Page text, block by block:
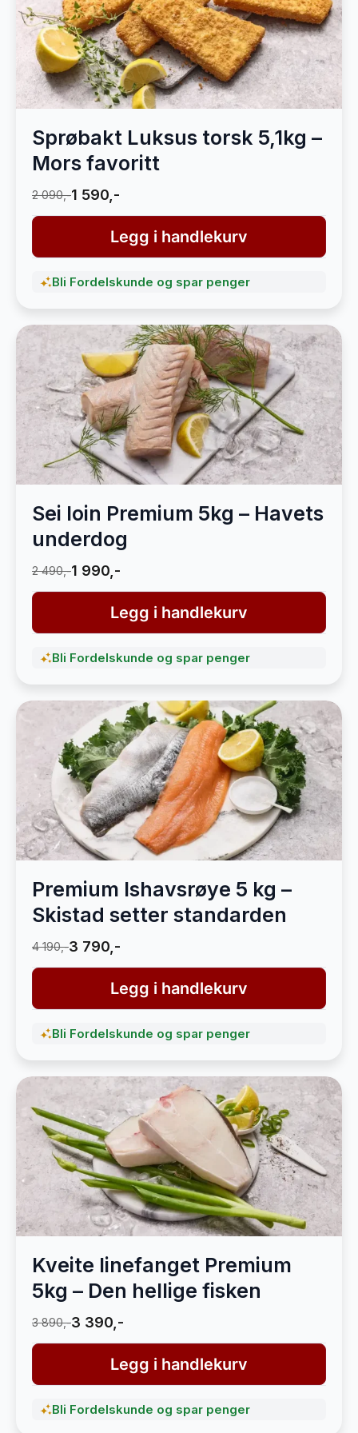
Sprøbakt Luksus torsk 5,1kg –
Mors favoritt
2 090,-1 590,-
Legg i handlekurv
Bli Fordelskunde og spar penger
Sei loin Premium 5kg – Havets
underdog
2 490,-1 990,-
Legg i handlekurv
Bli Fordelskunde og spar penger
Premium Ishavsrøye 5 kg –
Skistad setter standarden
4 190,-3 790,-
Legg i handlekurv
Bli Fordelskunde og spar penger
Kveite linefanget Premium
5kg – Den hellige fisken
3 890,-3 390,-
Legg i handlekurv
Bli Fordelskunde og spar penger